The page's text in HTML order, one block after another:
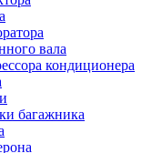
вала
кондиционера
багажника